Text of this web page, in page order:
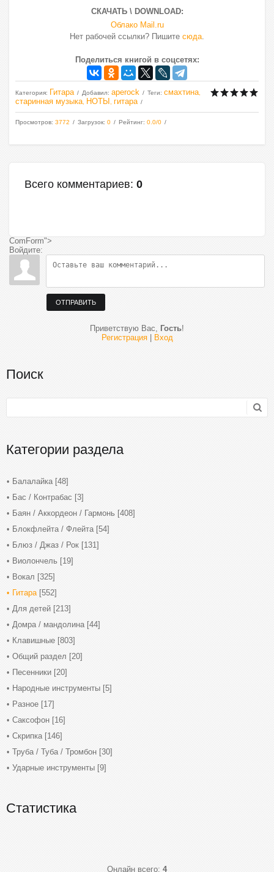
СКАЧАТЬ \ DOWNLOAD:
Облако Mail.ru
Нет рабочей ссылки? Пишите сюда.
Поделиться книгой в соцсетях:
Категория: Гитара Добавил: aperock Теги: смахтина
старинная музыка НОТЫ гитара
Просмотров: 3772 Загрузок: 0 Рейтинг: 0.0/0
Всего комментариев: 0
ComForm">
Войдите:
ОТПРАВИТЬ
Приветствую Вас, Гость!
Регистрация| Вход
Поиск
Категории раздела
Балалайка [48]
Бас / Контрабас [3]
Баян / Аккордеон / Гармонь [408]
Блокфлейта / Флейта [54]
Блюз / Джаз / Рок [131]
Виолончель [19]
Вокал [325]
Гитара [552]
Для детей [213]
Домра / мандолина [44]
Клавишные [803]
Общий раздел [20]
Песенники [20]
Народные инструменты [5]
Разное [17]
Саксофон [16]
Скрипка [146]
Труба / Туба / Тромбон [30]
Ударные инструменты [9]
Статистика
Онлайн всего: 4